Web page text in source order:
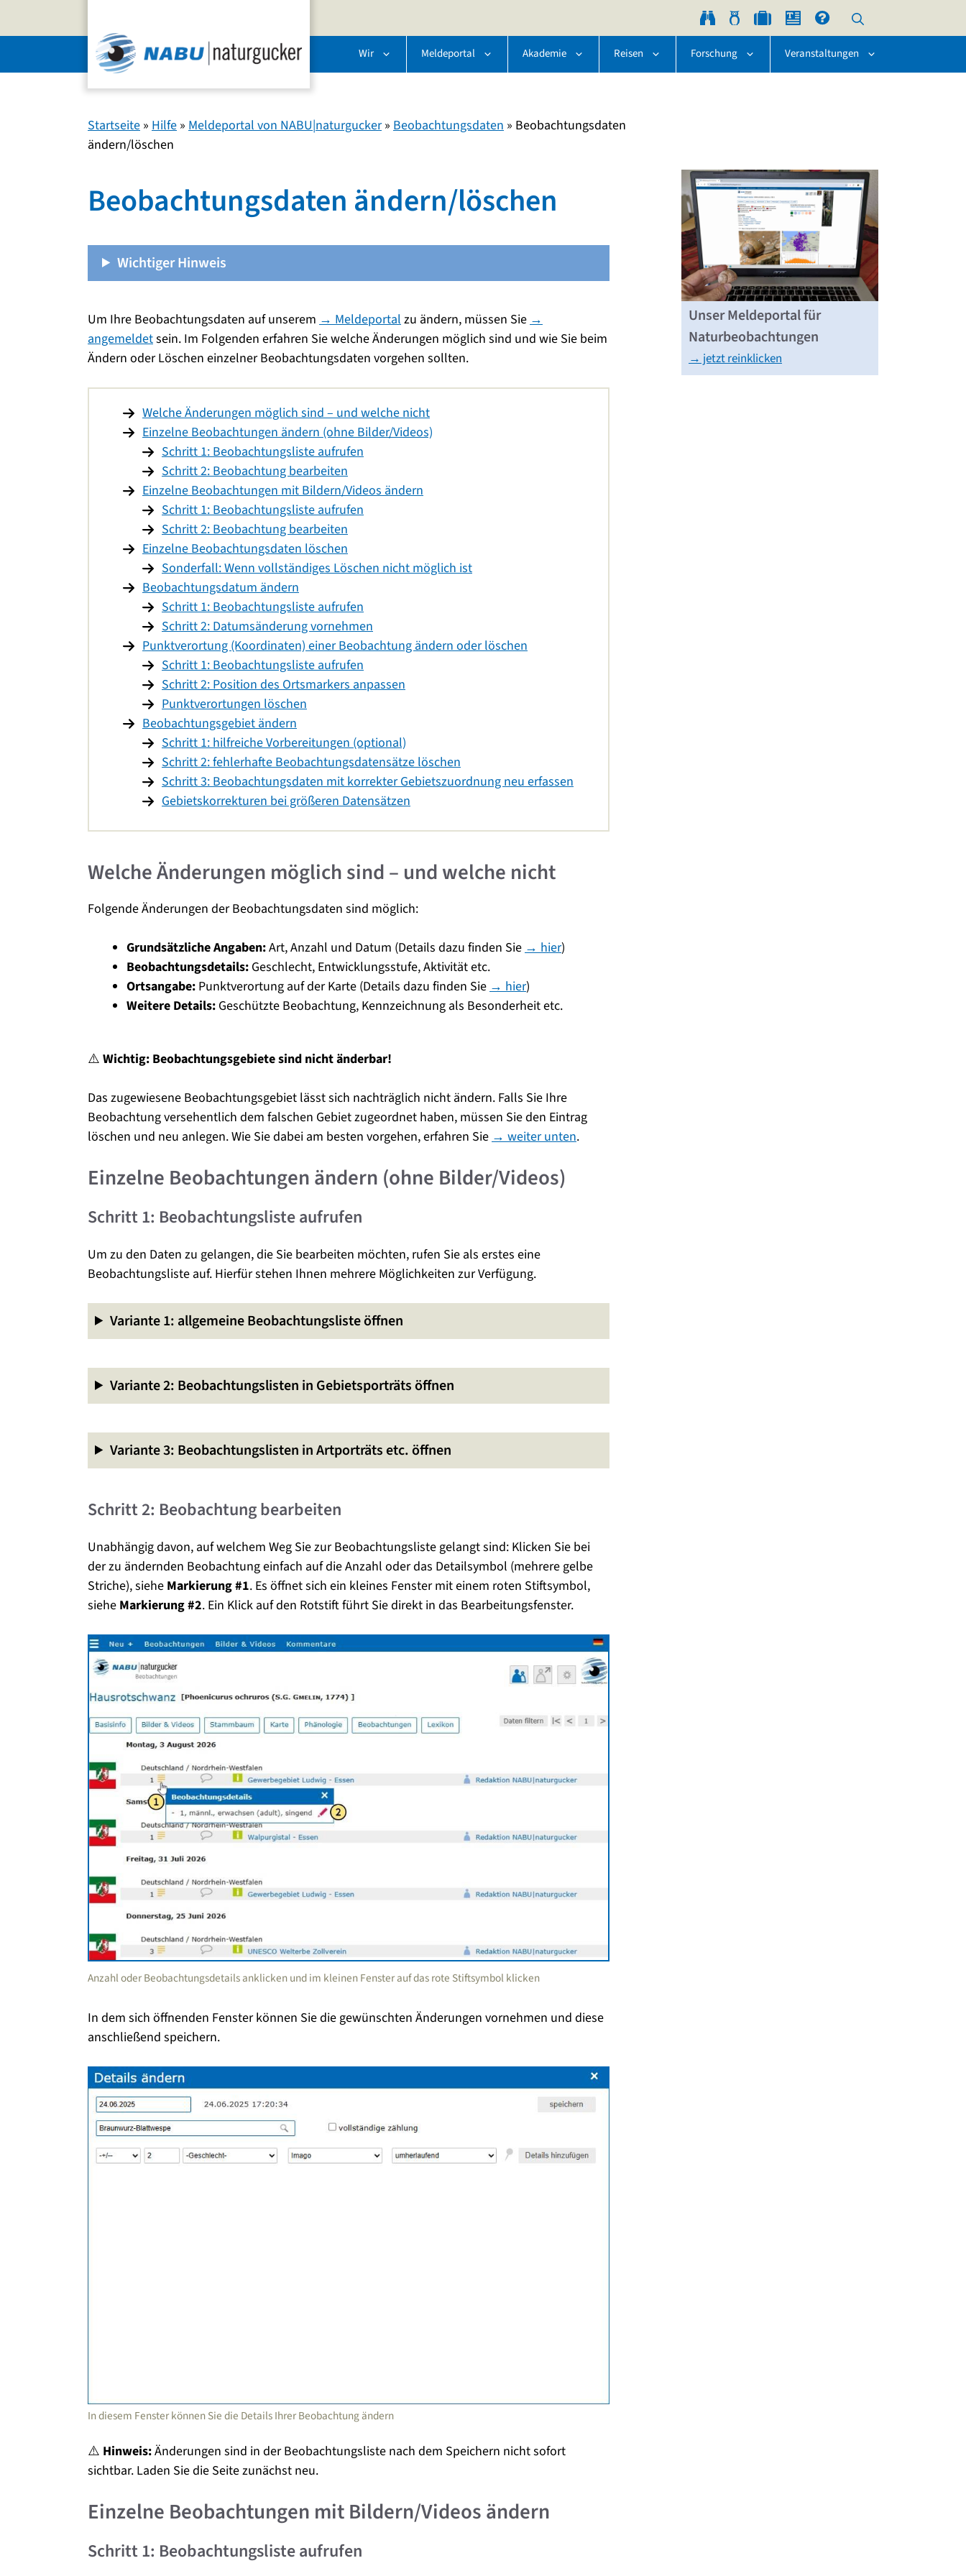
Wir Meldeportal Akademie Reisen Forschung Veranstaltungen
Startseite » Hilfe » Meldeportal von NABU|naturgucker» Beobachtungsdaten » Beobachtungsdaten
ändern/löschen
Beobachtungsdaten ändern/löschen
Wichtiger Hinweis
Um Ihre Beobachtungsdaten auf unserem → Meldeportal zu ändern, müssen Sie →
angemeldetsein. Im Folgenden erfahren Sie welche Änderungen möglich sind und wie Sie beim
Ändern oder Löschen einzelner Beobachtungsdaten vorgehen sollten.
Welche Änderungen möglich sind – und welche nicht
Einzelne Beobachtungen ändern (ohne Bilder/Videos)
Schritt 1: Beobachtungsliste aufrufen
Schritt 2: Beobachtung bearbeiten
Einzelne Beobachtungen mit Bildern/Videos ändern
Schritt 1: Beobachtungsliste aufrufen
Schritt 2: Beobachtung bearbeiten
Einzelne Beobachtungsdaten löschen
Sonderfall: Wenn vollständiges Löschen nicht möglich ist
Beobachtungsdatum ändern
Schritt 1: Beobachtungsliste aufrufen
Schritt 2: Datumsänderung vornehmen
Punktverortung (Koordinaten) einer Beobachtung ändern oder löschen
Schritt 1: Beobachtungsliste aufrufen
Schritt 2: Position des Ortsmarkers anpassen
Punktverortungen löschen
Beobachtungsgebiet ändern
Schritt 1: hilfreiche Vorbereitungen (optional)
Schritt 2: fehlerhafte Beobachtungsdatensätze löschen
Schritt 3: Beobachtungsdaten mit korrekter Gebietszuordnung neu erfassen
Gebietskorrekturen bei größeren Datensätzen
Welche Änderungen möglich sind – und welche nicht
Folgende Änderungen der Beobachtungsdaten sind möglich:
Grundsätzliche Angaben:Art, Anzahl und Datum (Details dazu finden Sie → hier)
Beobachtungsdetails: Geschlecht, Entwicklungsstufe, Aktivität etc.
Ortsangabe: Punktverortung auf der Karte (Details dazu finden Sie → hier)
Weitere Details: Geschützte Beobachtung, Kennzeichnung als Besonderheit etc.
⚠️ Wichtig: Beobachtungsgebiete sind nicht änderbar!
Das zugewiesene Beobachtungsgebiet lässt sich nachträglich nicht ändern. Falls Sie Ihre
Beobachtung versehentlich dem falschen Gebiet zugeordnet haben, müssen Sie den Eintrag
löschen und neu anlegen. Wie Sie dabei am besten vorgehen, erfahren Sie → weiter unten.
Einzelne Beobachtungen ändern (ohne Bilder/Videos)
Schritt 1: Beobachtungsliste aufrufen
Um zu den Daten zu gelangen, die Sie bearbeiten möchten, rufen Sie als erstes eine
Beobachtungsliste auf. Hierfür stehen Ihnen mehrere Möglichkeiten zur Verfügung.
Variante 1: allgemeine Beobachtungsliste öffnen
Variante 2: Beobachtungslisten in Gebietsporträts öffnen
Variante 3: Beobachtungslisten in Artporträts etc. öffnen
Schritt 2: Beobachtung bearbeiten
Unabhängig davon, auf welchem Weg Sie zur Beobachtungsliste gelangt sind: Klicken Sie bei
der zu ändernden Beobachtung einfach auf die Anzahl oder das Detailsymbol (mehrere gelbe
Striche), siehe Markierung #1. Es öffnet sich ein kleines Fenster mit einem roten Stiftsymbol,
siehe Markierung #2. Ein Klick auf den Rotstift führt Sie direkt in das Bearbeitungsfenster.
Anzahl oder Beobachtungsdetails anklicken und im kleinen Fenster auf das rote Stiftsymbol klicken
In dem sich öffnenden Fenster können Sie die gewünschten Änderungen vornehmen und diese
anschließend speichern.
In diesem Fenster können Sie die Details Ihrer Beobachtung ändern
⚠️ Hinweis:Änderungen sind in der Beobachtungsliste nach dem Speichern nicht sofort
sichtbar. Laden Sie die Seite zunächst neu.
Einzelne Beobachtungen mit Bildern/Videos ändern
Schritt 1: Beobachtungsliste aufrufen
Unser Meldeportal für
Naturbeobachtungen
→ jetzt reinklicken